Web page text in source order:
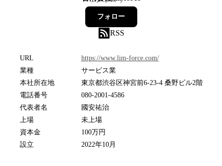
フォロー
RSS
URL
https://www.lim-force.com/
業種
サービス業
本社所在地
東京都渋谷区神宮前6-23-4 桑野ビル2階
電話番号
080-2001-4586
代表者名
國安祐治
上場
未上場
資本金
100万円
設立
2022年10月